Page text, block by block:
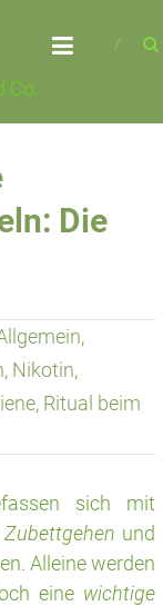
Co.
Die
,
, Nikotin,
, Ritual beim
sich mit
und
Alleine werden
eine wichtige